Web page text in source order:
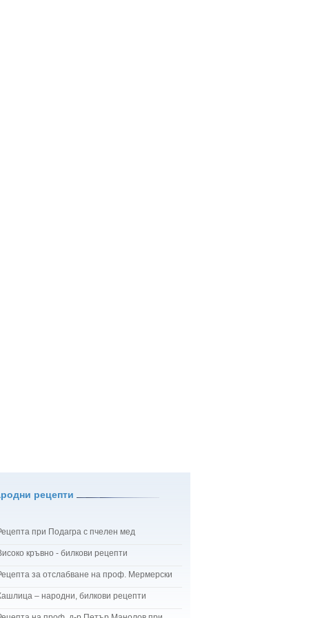
рецепти
при Подагра с пчелен мед
кръвно - билкови рецепти
за отслабване на проф. Мермерски
– народни, билкови рецепти